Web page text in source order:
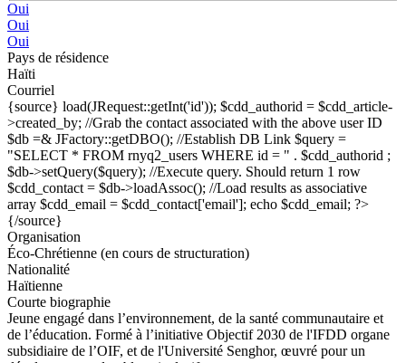
Oui
Oui
Oui
Pays de résidence
Haïti
Courriel
{source} load(JRequest::getInt('id')); $cdd_authorid = $cdd_article-
>created_by; //Grab the contact associated with the above user ID
$db =& JFactory::getDBO(); //Establish DB Link $query =
"SELECT * FROM rnyq2_users WHERE id = " . $cdd_authorid ;
$db->setQuery($query); //Execute query. Should return 1 row
$cdd_contact = $db->loadAssoc(); //Load results as associative
array $cdd_email = $cdd_contact['email']; echo $cdd_email; ?>
{/source}
Organisation
Éco-Chrétienne (en cours de structuration)
Nationalité
Haïtienne
Courte biographie
Jeune engagé dans l’environnement, de la santé communautaire et
de l’éducation. Formé à l’initiative Objectif 2030 de l'IFDD organe
subsidiaire de l’OIF, et de l'Université Senghor, œuvré pour un